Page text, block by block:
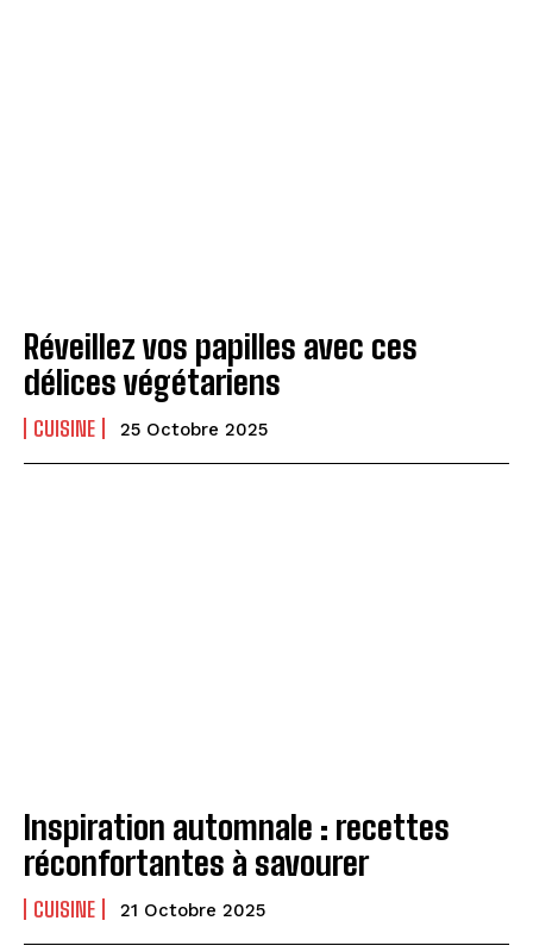
Réveillez vos papilles avec ces
délices végétariens
CUISINE 25 Octobre 2025
Inspiration automnale : recettes
réconfortantes à savourer
CUISINE 21 Octobre 2025